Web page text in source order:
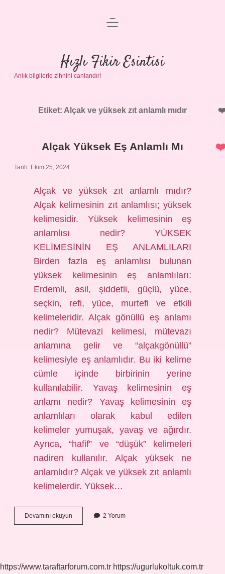
Anasayfa
Gizlilik Politikası
Yasal Uyarı
menüyü
Hızlı Fikir Esintisi
Anlık bilgilerle zihnini canlandır!
Etiket: Alçak ve yüksek zıt anlamlı mıdır
Alçak Yüksek Eş Anlamlı Mı
Tarih: Ekim 25, 2024
Alçak ve yüksek zıt anlamlı mıdır?
Alçak kelimesinin zıt anlamlısı; yüksek
kelimesidir. Yüksek kelimesinin eş
anlamlısı nedir? YÜKSEK
KELİMESİNİN EŞ ANLAMLILARI
Birden fazla eş anlamlısı bulunan
yüksek kelimesinin eş anlamlıları:
Erdemli, asil, şiddetli, güçlü, yüce,
seçkin, refi, yüce, murtefi ve etkili
kelimeleridir. Alçak gönüllü eş anlamı
nedir? Mütevazi kelimesi, mütevazı
anlamına gelir ve “alçakgönüllü”
kelimesiyle eş anlamlıdır. Bu iki kelime
cümle içinde birbirinin yerine
kullanılabilir. Yavaş kelimesinin eş
anlamı nedir? Yavaş kelimesinin eş
anlamlıları olarak kabul edilen
kelimeler yumuşak, yavaş ve ağırdır.
Ayrıca, “hafif” ve “düşük” kelimeleri
nadiren kullanılır. Alçak yüksek ne
anlamlıdır? Alçak ve yüksek zıt anlamlı
kelimelerdir. Yüksek…
Devamını okuyun
Yüksek
2 Yorum
https://www.taraftarforum.com.tr https://ugurlukoltuk.com.tr